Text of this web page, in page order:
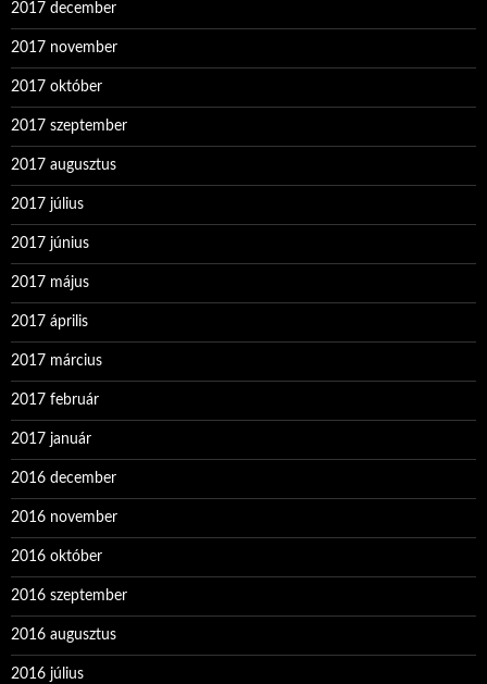
2017 december
2017 november
2017 október
2017 szeptember
2017 augusztus
2017 július
2017 június
2017 május
2017 április
2017 március
2017 február
2017 január
2016 december
2016 november
2016 október
2016 szeptember
2016 augusztus
2016 július